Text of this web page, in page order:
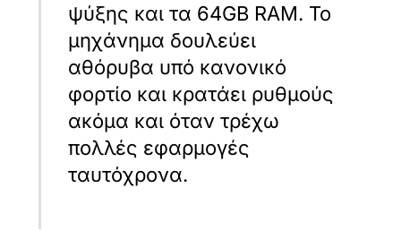
ψύξης και τα 64GB RAM. Το
μηχάνημα δουλεύει
αθόρυβα υπό κανονικό
φορτίο και κρατάει ρυθμούς
ακόμα και όταν τρέχω
πολλές εφαρμογές
ταυτόχρονα.